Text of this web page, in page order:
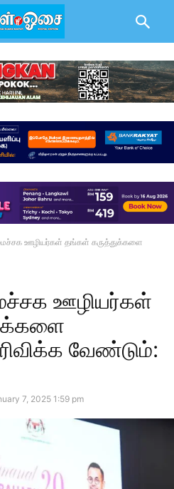
ஊழியர்கள் தங்கள் கருத்துக்களை
ஊழியர்கள்
வேண்டும்:
7, 2025 1:59 pm